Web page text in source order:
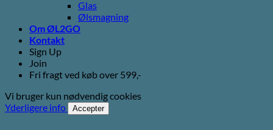
Glas
Ølsmagning
Om ØL2GO
Kontakt
Sign Up
Join
Fri fragt ved køb over 599,-
Vi bruger kun nødvendig cookies
Yderligere info
Accepter